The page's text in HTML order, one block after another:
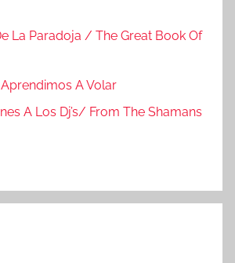
La Paradoja / The Great Book Of
A Volar
A Los Dj’s/ From The Shamans